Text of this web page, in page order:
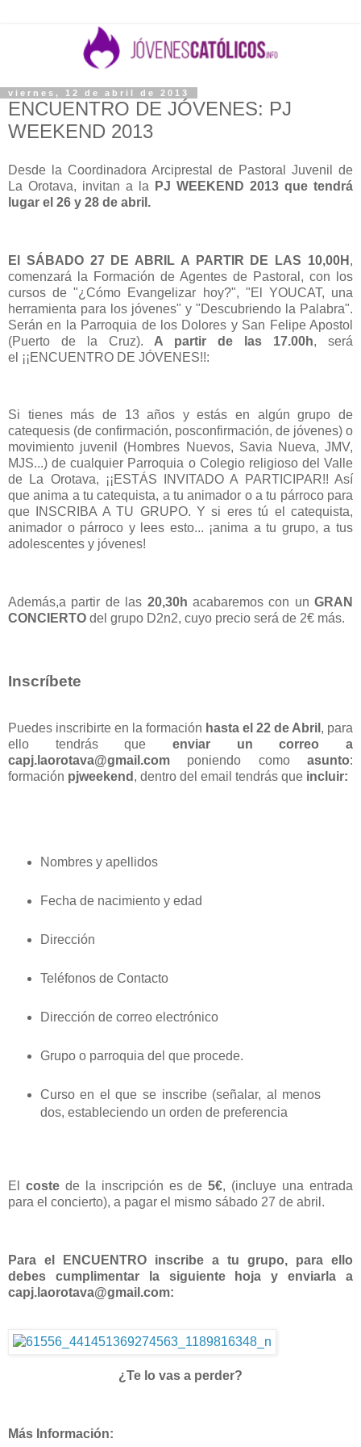
viernes, 12 de abril de 2013
ENCUENTRO DE JÓVENES: PJ
WEEKEND 2013
Desde la Coordinadora Arciprestal de Pastoral Juvenil de
La Orotava, invitan a la
PJ WEEKEND 2013 que tendrá
lugar el 26 y 28 de abril.
El SÁBADO 27 DE ABRIL A PARTIR DE LAS 10,00H ,
comenzará la Formación de Agentes de Pastoral, con los
cursos de "¿Cómo Evangelizar hoy?", "El YOUCAT, una
herramienta para los jóvenes" y "Descubriendo la Palabra".
Serán en la Parroquia de los Dolores y San Felipe Apostol
(Puerto de la Cruz). A partir de las 17.00h, será
el ¡¡ENCUENTRO DE JÓVENES!!:
Si tienes más de 13 años y estás en algún grupo de
catequesis (de confirmación, posconfirmación, de jóvenes) o
movimiento juvenil (Hombres Nuevos, Savia Nueva, JMV,
MJS...) de cualquier Parroquia o Colegio religioso del Valle
de La Orotava, ¡¡ESTÁS INVITADO A PARTICIPAR!! Así
que anima a tu catequista, a tu animador o a tu párroco para
que INSCRIBA A TU GRUPO. Y si eres tú el catequista,
animador o párroco y lees esto... ¡anima a tu grupo, a tus
adolescentes y jóvenes!
Además,a partir de las 20,30h acabaremos con un GRAN
CONCIERTO del grupo D2n2, cuyo precio será de 2€ más.
Inscríbete
Puedes inscribirte en la formación hasta el 22 de Abril , para
ello tendrás que enviar un correo a
capj.laorotava@gmail.com poniendo como asunto:
formación pjweekend , dentro del email tendrás que incluir:
Nombres y apellidos
Fecha de nacimiento y edad
Dirección
Teléfonos de Contacto
Dirección de correo electrónico
Grupo o parroquia del que procede.
Curso en el que se inscribe (señalar, al menos
dos, estableciendo un orden de preferencia
El costede la inscripción es de 5€, (incluye una entrada
para el concierto), a pagar el mismo sábado 27 de abril.
Para el ENCUENTRO inscribe a tu grupo, para ello
debes cumplimentar la siguiente hoja y enviarla a
capj.laorotava@gmail.com:
¿Te lo vas a perder?
Más Información: